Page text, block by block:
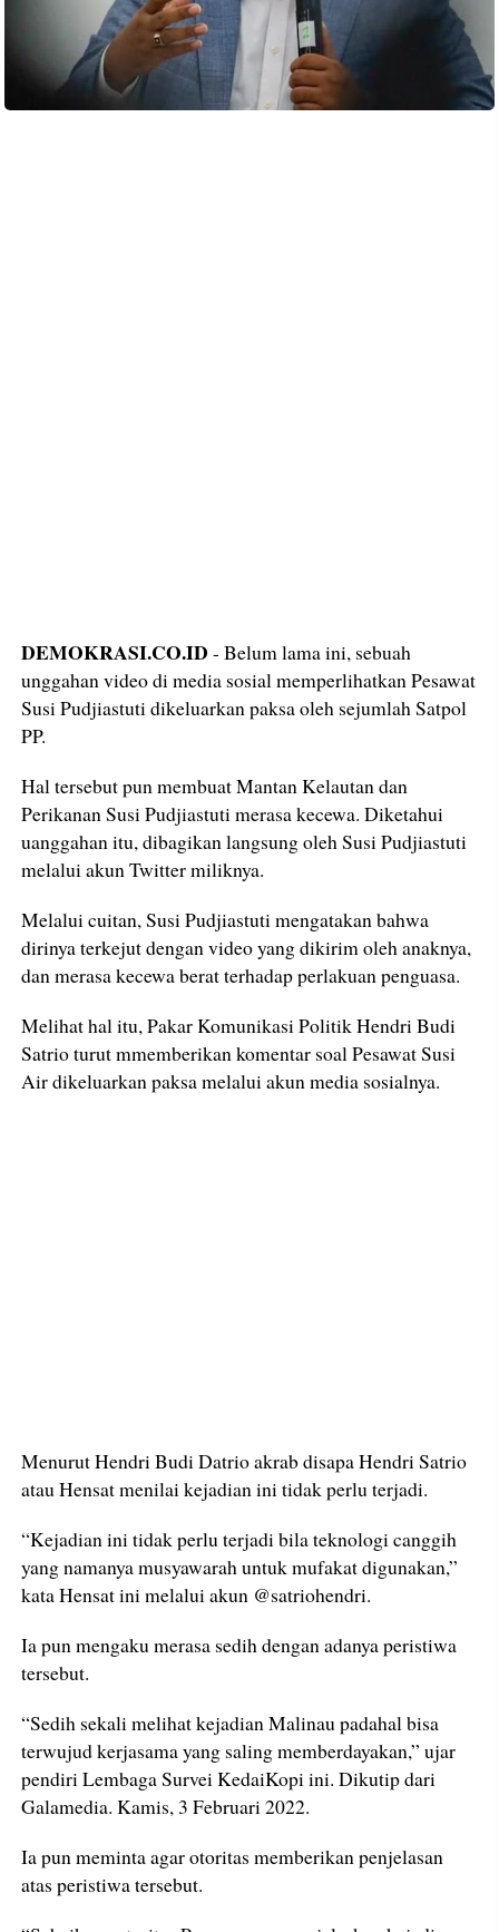
DEMOKRASI.CO.ID - Belum lama ini, sebuah
unggahan video di media sosial memperlihatkan Pesawat
Susi Pudjiastuti dikeluarkan paksa oleh sejumlah Satpol
PP.
Hal tersebut pun membuat Mantan Kelautan dan
Perikanan Susi Pudjiastuti merasa kecewa. Diketahui
uanggahan itu, dibagikan langsung oleh Susi Pudjiastuti
melalui akun Twitter miliknya.
Melalui cuitan, Susi Pudjiastuti mengatakan bahwa
dirinya terkejut dengan video yang dikirim oleh anaknya,
dan merasa kecewa berat terhadap perlakuan penguasa.
Melihat hal itu, Pakar Komunikasi Politik Hendri Budi
Satrio turut mmemberikan komentar soal Pesawat Susi
Air dikeluarkan paksa melalui akun media sosialnya.
Menurut Hendri Budi Datrio akrab disapa Hendri Satrio
atau Hensat menilai kejadian ini tidak perlu terjadi.
“Kejadian ini tidak perlu terjadi bila teknologi canggih
yang namanya musyawarah untuk mufakat digunakan,”
kata Hensat ini melalui akun @satriohendri.
Ia pun mengaku merasa sedih dengan adanya peristiwa
tersebut.
“Sedih sekali melihat kejadian Malinau padahal bisa
terwujud kerjasama yang saling memberdayakan,” ujar
pendiri Lembaga Survei KedaiKopi ini. Dikutip dari
Galamedia. Kamis, 3 Februari 2022.
Ia pun meminta agar otoritas memberikan penjelasan
atas peristiwa tersebut.